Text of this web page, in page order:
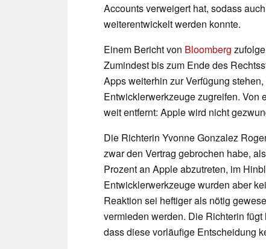
Accounts verweigert hat, sodass
weiterentwickelt werden konnte.
Einem Bericht von Bloomberg
Zumindest bis zum Ende des
Apps weiterhin zur Verfügung
Entwicklerwerkzeuge zugreifen. Von
weit entfernt: Apple wird nicht
Die Richterin Yvonne Gonzalez
zwar den Vertrag gebrochen habe,
Prozent an Apple abzutreten, im
Entwicklerwerkzeuge wurden aber
Reaktion sei heftiger als nötig
vermieden werden. Die Richterin
dass diese vorläufige Entscheidung